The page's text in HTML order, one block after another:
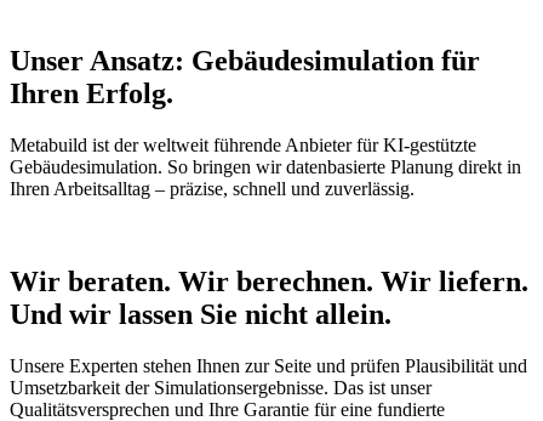
Unser Ansatz: Gebäudesimulation für
Ihren Erfolg.
Metabuild ist der weltweit führende Anbieter für KI-gestützte
Gebäudesimulation. So bringen wir datenbasierte Planung direkt in
Ihren Arbeitsalltag – präzise, schnell und zuverlässig.
Wir beraten. Wir berechnen. Wir liefern.
Und wir lassen Sie nicht allein.
Unsere Experten stehen Ihnen zur Seite und prüfen Plausibilität und
Umsetzbarkeit der Simulationsergebnisse. Das ist unser
Qualitätsversprechen und Ihre Garantie für eine fundierte